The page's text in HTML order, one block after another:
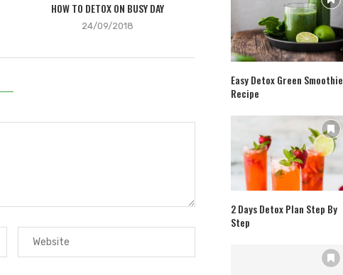
HOW TO DETOX ON BUSY DAY
24/09/2018
Easy Detox Green Smoothie
Recipe
2 Days Detox Plan Step By
Step